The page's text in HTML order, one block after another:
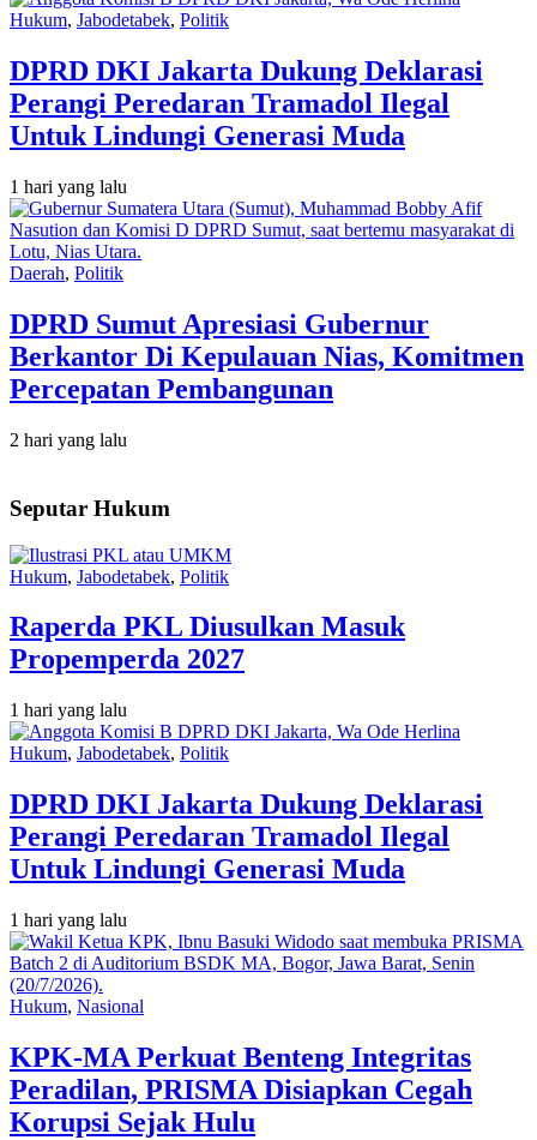
Hukum, Jabodetabek, Politik
DPRD DKI Jakarta Dukung Deklarasi
Perangi Peredaran Tramadol Ilegal
Untuk Lindungi Generasi Muda
1 hari yang lalu
Daerah, Politik
DPRD Sumut Apresiasi Gubernur
Berkantor Di Kepulauan Nias, Komitmen
Percepatan Pembangunan
2 hari yang lalu
Seputar Hukum
Hukum, Jabodetabek, Politik
Raperda PKL Diusulkan Masuk
Propemperda 2027
1 hari yang lalu
Hukum, Jabodetabek, Politik
DPRD DKI Jakarta Dukung Deklarasi
Perangi Peredaran Tramadol Ilegal
Untuk Lindungi Generasi Muda
1 hari yang lalu
Hukum, Nasional
KPK-MA Perkuat Benteng Integritas
Peradilan, PRISMA Disiapkan Cegah
Korupsi Sejak Hulu